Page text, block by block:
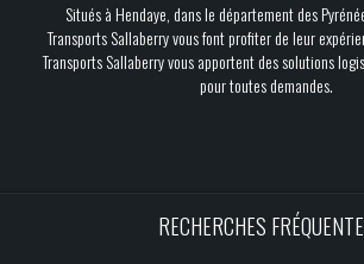
Situés à Hendaye, dans le département des
Transports Sallaberry vous font profiter de leur
Transports Sallaberry vous apportent des solutions
pour toutes demandes.
RECHERCHES